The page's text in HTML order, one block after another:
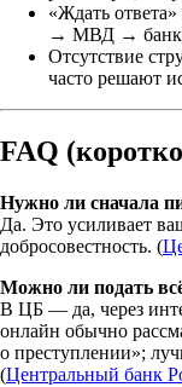
«Ждать
→ МВД → банк/
Отсутствие
часто решают
FAQ
Нужно ли сначала
Да. Это усиливает
добросовестность. (
Можно ли подать
В ЦБ — да, через
онлайн обычно
о преступлении»;
(Центральный банк